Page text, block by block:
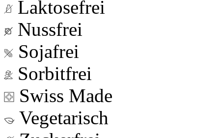
Laktosefrei
Nussfrei
Sojafrei
Sorbitfrei
Swiss Made
Vegetarisch